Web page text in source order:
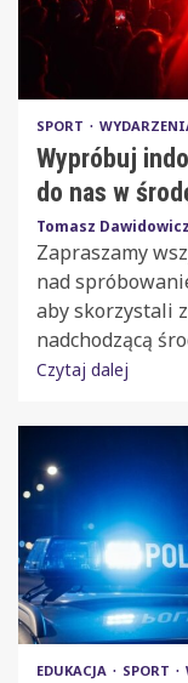
SPORT
Wypróbuj
do nas w
Tomasz Dawidowicz
Zapraszamy
nad
aby skorzystali
nadchodzącą
Czytaj dalej
EDUKACJA SPORT